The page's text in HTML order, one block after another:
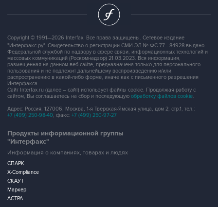
Copyright © 1991—2026 Interfax. Все права защищены. Сетевое издание
"Интерфакс.ру". Свидетельство о регистрации СМИ ЭЛ № ФС 77 - 84928 выдано
Федеральной службой по надзору в сфере связи, информационных технологий и
массовых коммуникаций (Роскомнадзор) 21.03.2023. Вся информация,
размещенная на данном веб-сайте, предназначена только для персонального
пользования и не подлежит дальнейшему воспроизведению и/или
распространению в какой-либо форме, иначе как с письменного разрешения
Интерфакса.
Сайт Interfax.ru (далее – сайт) использует файлы cookie. Продолжая работу с
сайтом, Вы соглашаетесь на сбор и последующую обработку файлов cookie.
Адрес: Россия, 127006, Москва, 1-я Тверская-Ямская улица, дом 2, стр.1, тел.:
+7 (499) 250-98-40, факс: +7 (499) 250-97-27
Продукты информационной группы
"Интерфакс"
Информация о компаниях, товарах и людях
СПАРК
X-Compliance
СКАУТ
Маркер
АСТРА